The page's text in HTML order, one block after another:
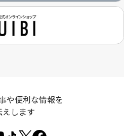
や便利な情報を
えします